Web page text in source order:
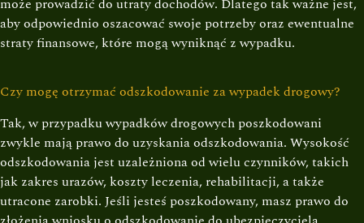
może prowadzić do utraty dochodów. Dlatego tak ważne jest,
aby odpowiednio oszacować swoje potrzeby oraz ewentualne
straty finansowe, które mogą wyniknąć z wypadku.
Czy mogę otrzymać odszkodowanie za wypadek drogowy?
Tak, w przypadku wypadków drogowych poszkodowani
zwykle mają prawo do uzyskania odszkodowania. Wysokość
odszkodowania jest uzależniona od wielu czynników, takich
jak zakres urazów, koszty leczenia, rehabilitacji, a także
utracone zarobki. Jeśli jesteś poszkodowany, masz prawo do